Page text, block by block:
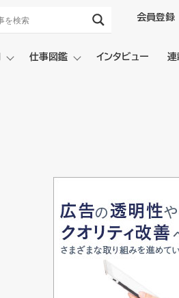
会員登録
仕事図鑑 インタビュー 連